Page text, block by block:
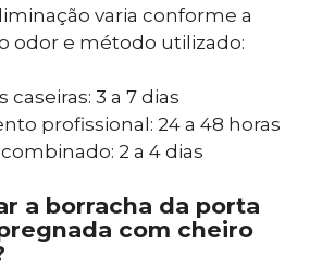
varia conforme a
odor e método utilizado:
caseiras: 3 a 7 dias
profissional: 24 a 48 horas
2 a 4 dias
a borracha da porta
com cheiro